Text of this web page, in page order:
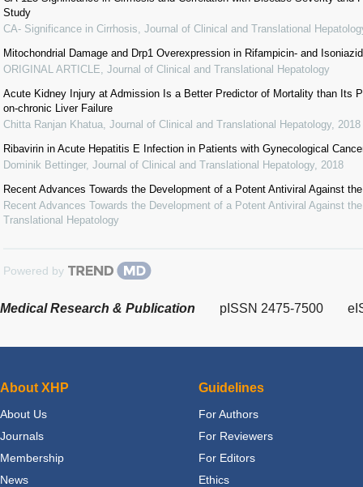
Study
CA- Significance in Cirrhosis Journal of Clinical and Translational
Mitochondrial Damage and Drp1 Overexpression in Rifampicin- and
ORIGINAL ARTICLE Journal of Clinical and Translational Hepatology
Acute Kidney Injury at Admission Is a Better Predictor of Mortality than Its
on-chronic Liver Failure
Chitta Ranjan Khatua Journal of Clinical and Translational Hepatology, 2018
Ribavirin in Acute Hepatitis E Infection in Patients with Gynecological
Dominik Bettinger, Journal of Clinical and Translational Hepatology, 2018
Recent Advances Towards the Development of a Potent Antiviral Against
Recent Advances Towards the Development of a Potent Antiviral Against
Translational Hepatology
Powered by
Medical Research & Publication pISSN 2475-7500
About XHP
About Us
Journals
Membership
News
Guidelines
For Authors
For Reviewers
For Editors
Ethics